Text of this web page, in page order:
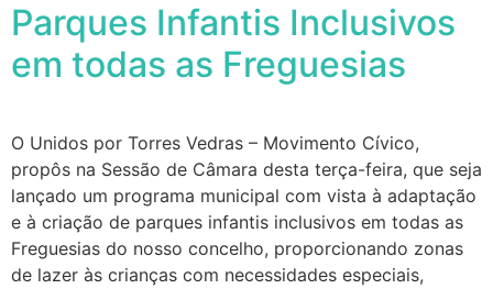
Parques Infantis Inclusivos
em todas as Freguesias
O Unidos por Torres Vedras – Movimento Cívico,
propôs na Sessão de Câmara desta terça-feira, que seja
lançado um programa municipal com vista à adaptação
e à criação de parques infantis inclusivos em todas as
Freguesias do nosso concelho, proporcionando zonas
de lazer às crianças com necessidades especiais,